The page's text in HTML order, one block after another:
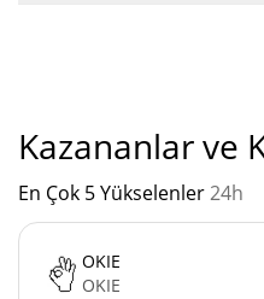
Kazananlar ve
En Çok 5 Yükselenler24h
OKIE
OKIE